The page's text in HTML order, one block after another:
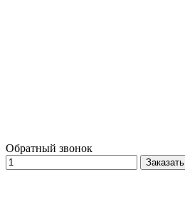
Обратный звонок
Заказать